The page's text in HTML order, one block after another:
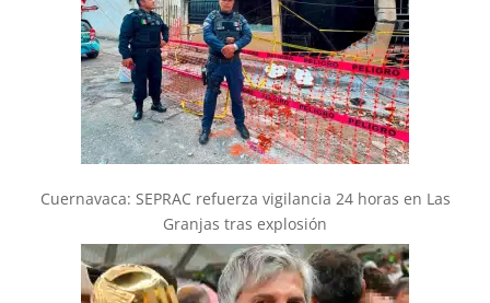
Cuernavaca: SEPRAC refuerza vigilancia 24 horas en Las
Granjas tras explosión